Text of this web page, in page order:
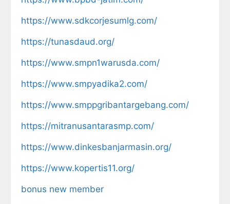
https://www.sdkcorjesumlg.com/
https://tunasdaud.org/
https://www.smpn1warusda.com/
https://www.smpyadika2.com/
https://www.smppgribantargebang.com/
https://mitranusantarasmp.com/
https://www.dinkesbanjarmasin.org/
https://www.kopertis11.org/
bonus new member